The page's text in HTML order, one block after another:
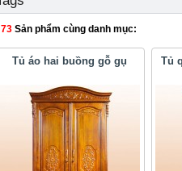
73 Sản phẩm cùng danh mục:
Tủ áo hai buồng gỗ gụ Tủ